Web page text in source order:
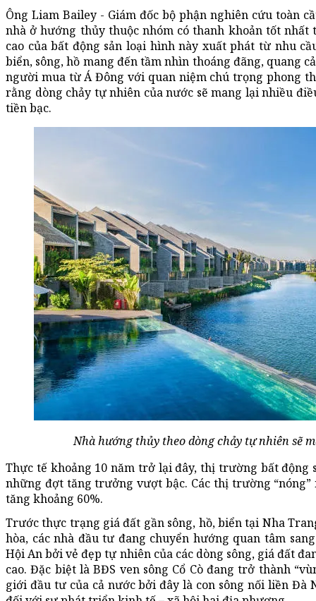
Ông Liam Bailey - Giám đốc bộ phận nghiên cứu toàn
nhà ở hướng thủy thuộc nhóm có thanh khoản tốt
cao của bất động sản loại hình này xuất phát từ nhu
biển, sông, hồ mang đến tầm nhìn thoáng đãng, quang
người mua từ Á Đông với quan niệm chú trọng phong
rằng dòng chảy tự nhiên của nước sẽ mang lại nhiều
tiền bạc.
Nhà hướng thủy theo dòng chảy tự nhiên sẽ
Thực tế khoảng 10 năm trở lại đây, thị trường bất động
những đợt tăng trưởng vượt bậc. Các thị trường
tăng khoảng 60%.
Trước thực trạng giá đất gần sông, hồ, biển tại Nha
hòa, các nhà đầu tư đang chuyển hướng quan tâm
Hội An bởi vẻ đẹp tự nhiên của các dòng sông, giá đất
cao. Đặc biệt là BĐS ven sông Cổ Cò đang trở thành
giới đầu tư của cả nước bởi đây là con sông nối liền